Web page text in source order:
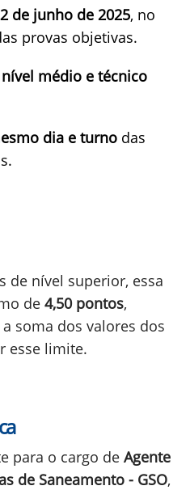
de junho de 2025, no
provas objetivas.
médio e técnico
dia e turno das
de nível superior, essa
de 4,50 pontos,
soma dos valores dos
esse limite.
para o cargo de Agente
de Saneamento - GSO,